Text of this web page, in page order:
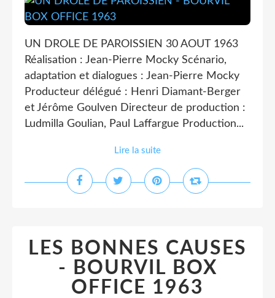
UN DROLE DE PAROISSIEN 30 AOUT 1963
Réalisation : Jean-Pierre Mocky Scénario,
adaptation et dialogues : Jean-Pierre Mocky
Producteur délégué : Henri Diamant-Berger
et Jérôme Goulven Directeur de production :
Ludmilla Goulian, Paul Laffargue Production...
Lire la suite
LES BONNES CAUSES
- BOURVIL BOX
OFFICE 1963